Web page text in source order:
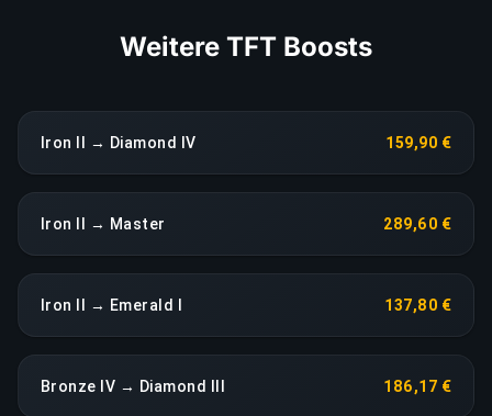
Weitere TFT Boosts
Iron II → Diamond IV 159,90 €
Iron II → Master 289,60 €
Iron II → Emerald I 137,80 €
Bronze IV → Diamond III 186,17 €